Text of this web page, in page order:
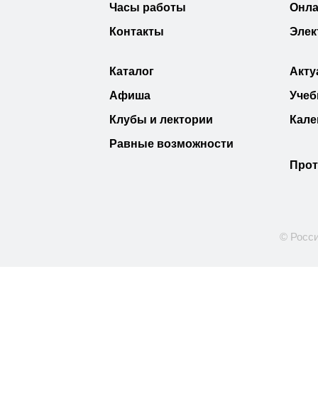
Часы работы
Контакты
Каталог
Афиша
Клубы и лектории
Равные возможности
©